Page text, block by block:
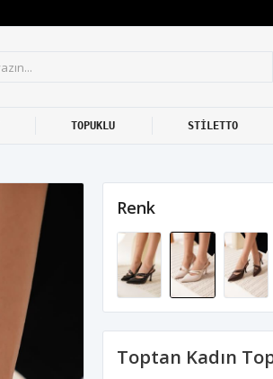
TOPUKLU STİLETTO
Toptan Kadın
Renk